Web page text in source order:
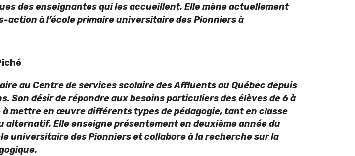
des enseignantes qui les accueillent. Elle mène actuellement
action à l’école primaire universitaire des Pionniers à
au Centre de services scolaire des Affluents au Québec depuis
Son désir de répondre aux besoins particuliers des élèves de 6 à
à mettre en œuvre différents types de pédagogie, tant en classe
alternatif. Elle enseigne présentement en deuxième année du
universitaire des Pionniers et collabore à la recherche sur la